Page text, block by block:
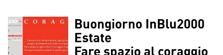
Buongiorno InBlu2000
Estate
Fare spazio al coraggio